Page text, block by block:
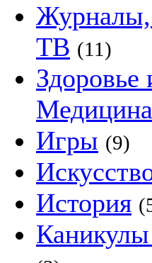
Журналы,
ТВ (11)
Здоровье
Медицина
Игры (9)
История